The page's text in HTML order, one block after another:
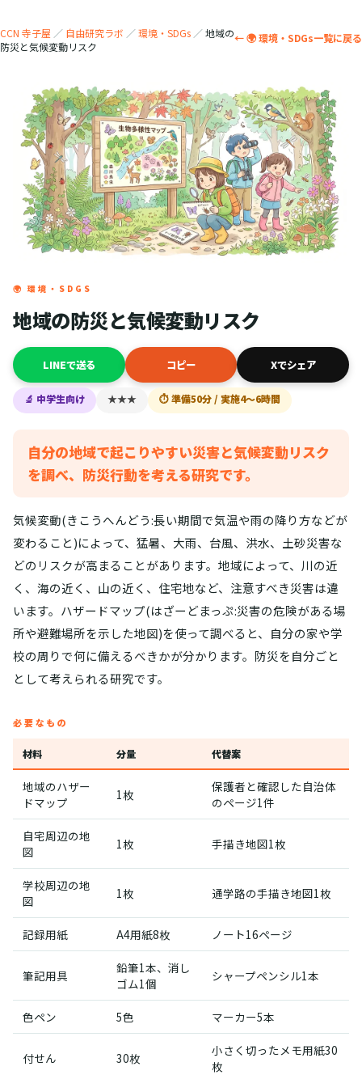
CCN 寺子屋 ／ 自由研究ラボ ／環境・SDGs ／地域の
防災と気候変動リスク
← 🌍 環境・SDGs一覧に戻る
🌍 環境・SDGS
地域の防災と気候変動リスク
LINEで送る コピー Xでシェア
🔬 中学生向け ★★★ ⏱ 準備50分 / 実施4〜6時間
自分の地域で起こりやすい災害と気候変動リスク
を調べ、防災行動を考える研究です。
気候変動(きこうへんどう:長い期間で気温や雨の降り方などが
変わること)によって、猛暑、大雨、台風、洪水、土砂災害な
どのリスクが高まることがあります。地域によって、川の近
く、海の近く、山の近く、住宅地など、注意すべき災害は違
います。ハザードマップ(はざーどまっぷ:災害の危険がある場
所や避難場所を示した地図)を使って調べると、自分の家や学
校の周りで何に備えるべきかが分かります。防災を自分ごと
として考えられる研究です。
必要なもの
材料 分量 代替案
地域のハザー
ドマップ
1枚
保護者と確認した自治体
のページ1件
自宅周辺の地
図
1枚 手描き地図1枚
学校周辺の地
図
1枚 通学路の手描き地図1枚
記録用紙 A4用紙8枚 ノート16ページ
筆記用具
鉛筆1本、消し
ゴム1個
シャープペンシル1本
色ペン 5色 マーカー5本
付せん 30枚
小さく切ったメモ用紙30
枚